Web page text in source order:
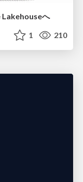
へ
1 210